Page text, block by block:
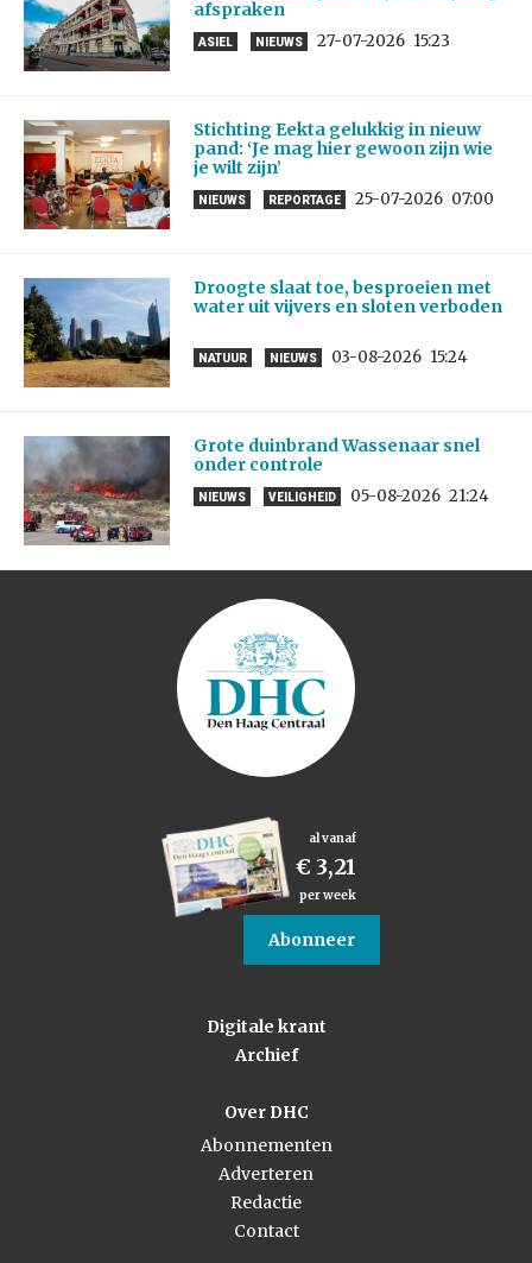
afspraken
ASIEL NIEUWS 27-07-2026 15:23
Stichting Eekta gelukkig in nieuw
pand: ‘Je mag hier gewoon zijn wie
je wilt zijn’
NIEUWS REPORTAGE 25-07-2026 07:00
Droogte slaat toe, besproeien met
water uit vijvers en sloten verboden
NATUUR NIEUWS 03-08-2026 15:24
Grote duinbrand Wassenaar snel
onder controle
NIEUWS VEILIGHEID 05-08-2026 21:24
al vanaf
€ 3,21
per week
Abonneer
Digitale krant
Archief
Over DHC
Abonnementen
Adverteren
Redactie
Contact